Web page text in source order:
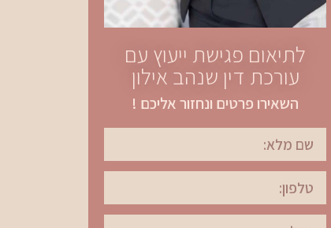
לתיאום פגישת ייעוץ עם
עורכת דין שנהב אילון
השאירו פרטים ונחזור אליכם !